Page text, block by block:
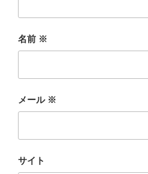
名前 ※
メール ※
サイト